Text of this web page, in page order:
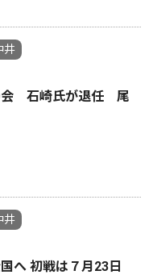
井
会 石崎氏が退任 尾
井
へ 初戦は７月23日